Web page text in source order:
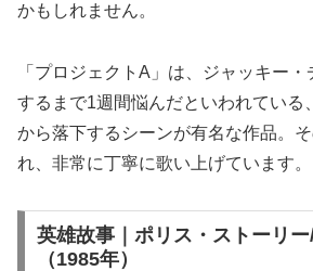
かもしれません。
「プロジェクトA」は、ジャッキー
するまで1週間悩んだといわれている
から落下するシーンが有名な作品。
れ、非常に丁寧に歌い上げています。
英雄故事｜ポリス・ストーリ
（1985年）